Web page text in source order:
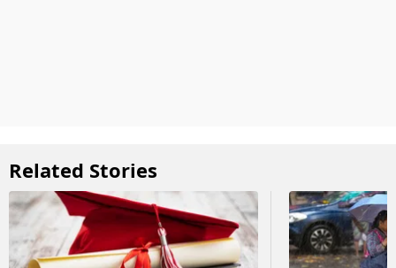
Related Stories